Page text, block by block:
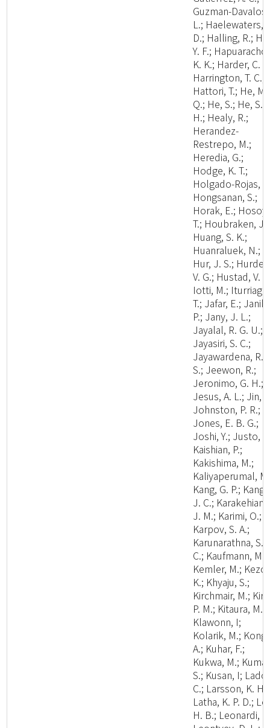
Guzman-Davalos,
L.; Haelewaters,
D.; Halling, R.;
Y. F.;
K. K.; Harder, C.
Harrington, T. C.;
Hattori, T.; He, M.
Q.; He, S.; He, S.
H.; Healy, R.;
Herandez-
Restrepo, M.;
Heredia, G.;
Hodge, K. T.;
Holgado-Rojas,
Hongsanan, S.;
Horak, E.;
T.; Houbraken, J.;
Huang, S. K.;
Huanraluek, N.;
Hur, J. S.;
V. G.; Hustad, V.
Iotti, M.; Iturriaga,
T.; Jafar, E.; Janik,
P.; Jany, J. L.;
Jayalal, R. G. U.;
Jayasiri, S. C.;
Jayawardena, R.
S.; Jeewon, R.;
Jeronimo, G. H.;
Jesus, A. L.; Jin,
Johnston, P. R.;
Jones, E. B. G.;
Joshi, Y.; Justo,
Kaishian, P.;
Kakishima, M.;
Kaliyaperumal,
Kang, G. P.; Kang,
J. C.; Karakehian,
J. M.; Karimi, O.;
Karpov, S. A.;
Karunarathna, S.
C.; Kaufmann, M.;
Kemler, M.; Kezo,
K.; Khyaju, S.;
Kirchmair, M.;
P. M.; Kitaura, M.
Klawonn, I;
Kolarik, M.; Kong,
A.; Kuhar, F.;
Kukwa, M.;
S.; Kusan, I; Lado,
C.; Larsson, K. H.;
Latha, K. P. D.;
H. B.; Leonardi,